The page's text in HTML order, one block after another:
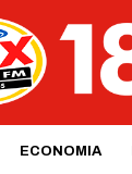
ECONOMIA